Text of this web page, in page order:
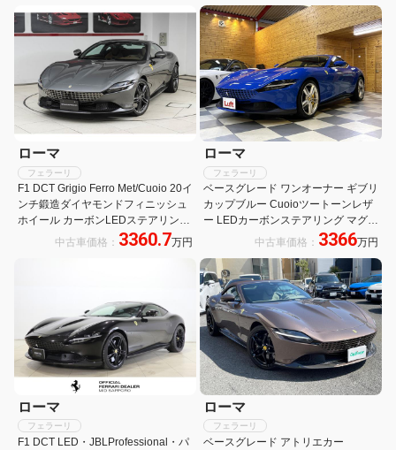
ローマ
フェラーリ
F1 DCT Grigio Ferro Met/Cuoio 20イ
ンチ鍛造ダイヤモンドフィニッシュ
ホイール カーボンLEDステアリング
カーボントンネル ベンチレーション
中古車価格： 3360.7万円
ローマ
フェラーリ
ベースグレード ワンオーナー ギブリ
カップブルー Cuoioツートーンレザ
ー LEDカーボンステアリング マグネ
ライドサスペンション パッセンジャ
ツホイール
中古車価格： 3366万円
ローマ
フェラーリ
F1 DCT LED・JBLProfessional・パ
ローマ
フェラーリ
ベースグレード アトリエカー